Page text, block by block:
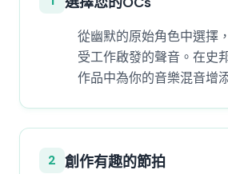
從幽默的原始角色中選擇
受工作啟發的聲音。在史
作品中為你的音樂混音增
2 創作有趣的節拍